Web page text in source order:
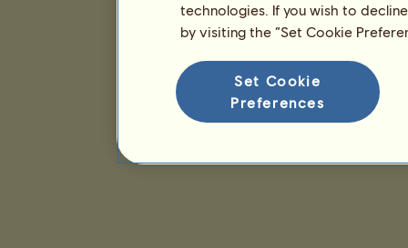
technologies. If you wish to
by visiting the “Set Cookie
Set Cookie
Preferences